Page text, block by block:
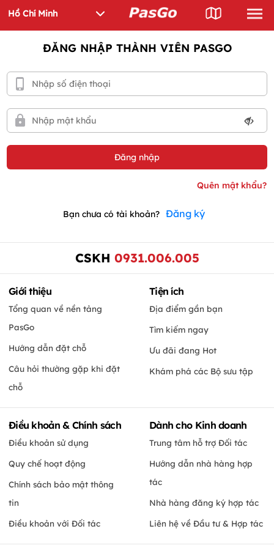
ĐĂNG NHẬP THÀNH VIÊN PASGO
Bạn chưa có tài khoản? Đăng ký
CSKH 0931.006.005
Giới thiệu
Tổng quan về nền tảng
PasGo
Hướng dẫn đặt chỗ
Câu hỏi thường gặp khi đặt
chỗ
Tiện ích
Địa điểm gần bạn
Tìm kiếm ngay
Ưu đãi đang Hot
Khám phá các Bộ sưu tập
Điều khoản & Chính sách
Điều khoản sử dụng
Quy chế hoạt động
Chính sách bảo mật thông
tin
Điều khoản với Đối tác
Dành cho Kinh doanh
Trung tâm hỗ trợ Đối tác
Hướng dẫn nhà hàng hợp
tác
Nhà hàng đăng ký hợp tác
Liên hệ về Đầu tư & Hợp tác